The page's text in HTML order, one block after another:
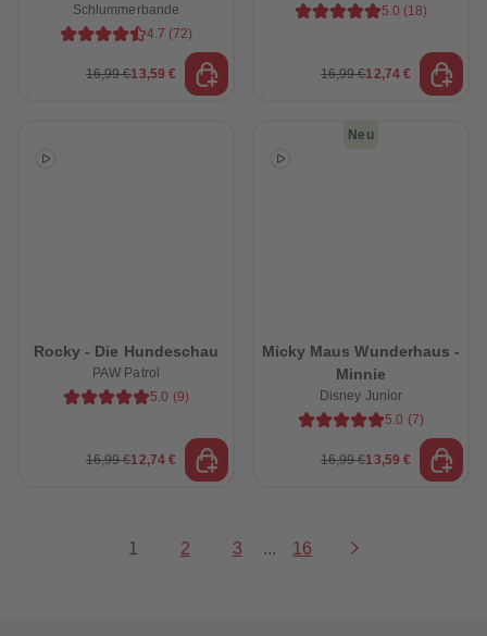
dem Schlummerwald
Schlummerbande
4.7 (72)
16,99 €13,59 €
5.0 (18)
16,99 €12,74 €
Rocky - Die Hundeschau
PAW Patrol
5.0 (9)
16,99 €12,74 €
Neu
Micky Maus Wunderhaus -
Minnie
Disney Junior
5.0 (7)
16,99 €13,59 €
1 2 3 ... 16